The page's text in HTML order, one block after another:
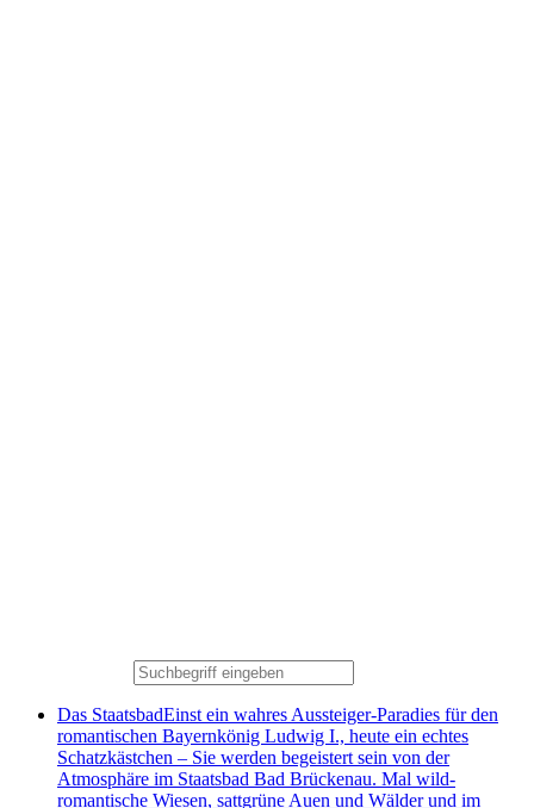
Das StaatsbadEinst ein wahres Aussteiger-Paradies für den
romantischen Bayernkönig Ludwig I., heute ein echtes
Schatzkästchen – Sie werden begeistert sein von der
Atmosphäre im Staatsbad Bad Brückenau. Mal wild-
romantische Wiesen, sattgrüne Auen und Wälder und im